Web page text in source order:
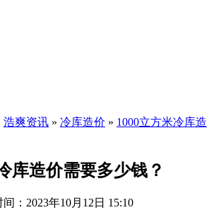
浩爽资讯 » 冷库造价 » 1000立方米冷库造
库造价需要多少钱？
：2023年10月12日 15:10